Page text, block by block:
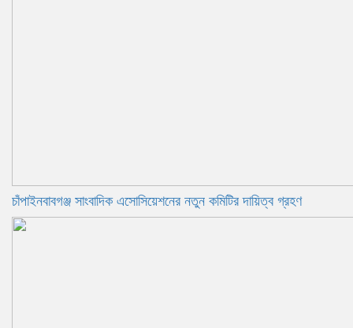
চাঁপাইনবাবগঞ্জ সাংবাদিক এসোসিয়েশনের নতুন কমিটির দায়িত্ব গ্রহণ